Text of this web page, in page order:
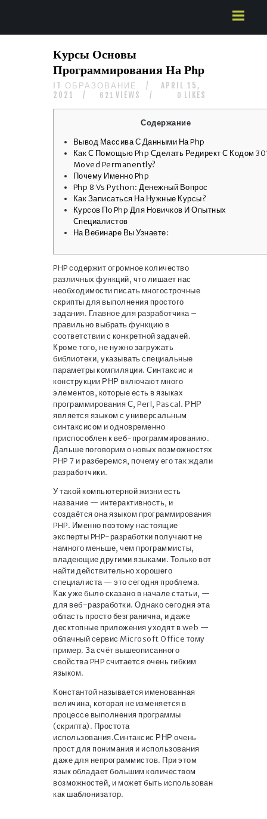
ABOUT US
SERVICES
CONTACTS
Курсы Основы
Программирования На Php
IT ОБРАЗОВАНИЕ
APRIL 15,
2021
621 VIEWS 0 LIKES
Содержание
Вывод Массива С Данными На Php
Как С Помощью Php Сделать Редирект С Кодом
Moved Permanently?
Почему Именно Php
Php 8 Vs Python: Денежный Вопрос
Как Записаться На Нужные Курсы?
Курсов По Php Для Новичков И Опытных
Специалистов
На Вебинаре Вы Узнаете:
PHP содержит огромное количество
различных функций, что лишает нас
необходимости писать многострочные
скрипты для выполнения простого
задания. Главное для разработчика –
правильно выбрать функцию в
соответствии с конкретной задачей.
Кроме того, не нужно загружать
библиотеки, указывать специальные
параметры компиляции. Синтаксис и
конструкции РНР включают много
элементов, которые есть в языках
программирования С, Perl, Pascal. РНР
является языком с универсальным
синтаксисом и одновременно
приспособлен к веб-программированию.
Дальше поговорим о новых возможностях
PHP 7 и разберемся, почему его так ждали
разработчики.
У такой компьютерной жизни есть
название — интерактивность, и
создаётся она языком программирования
PHP. Именно поэтому настоящие
эксперты PHP-разработки получают не
намного меньше, чем программисты,
владеющие другими языками. Только вот
найти действительно хорошего
специалиста — это сегодня проблема.
Как уже было сказано в начале статьи, —
для веб-разработки. Однако сегодня эта
область просто безгранична, и даже
десктопные приложения уходят в web —
облачный сервис Microsoft Office тому
пример. За счёт вышеописанного
свойства PHP считается очень гибким
языком.
Константой называется именованная
величина, которая не изменяется в
процессе выполнения программы
(скрипта). Простота
использования.Синтаксис РНР очень
прост для понимания и использования
даже для непрограммистов. При этом
язык обладает большим количеством
возможностей, и может быть использован
как шаблонизатор.